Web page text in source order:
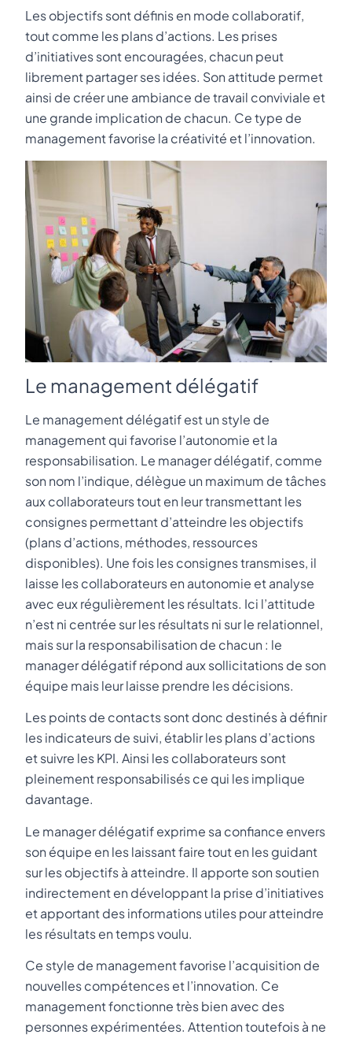
Les objectifs sont définis en mode collaboratif,
tout comme les plans d’actions. Les prises
d’initiatives sont encouragées, chacun peut
librement partager ses idées. Son attitude permet
ainsi de créer une ambiance de travail conviviale et
une grande implication de chacun. Ce type de
management favorise la créativité et l’innovation.
Le management délégatif
Le management délégatif est un style de
management qui favorise l’autonomie et la
responsabilisation. Le manager délégatif, comme
son nom l’indique, délègue un maximum de tâches
aux collaborateurs tout en leur transmettant les
consignes permettant d’atteindre les objectifs
(plans d’actions, méthodes, ressources
disponibles). Une fois les consignes transmises, il
laisse les collaborateurs en autonomie et analyse
avec eux régulièrement les résultats. Ici l’attitude
n’est ni centrée sur les résultats ni sur le relationnel,
mais sur la responsabilisation de chacun : le
manager délégatif répond aux sollicitations de son
équipe mais leur laisse prendre les décisions.
Les points de contacts sont donc destinés à définir
les indicateurs de suivi, établir les plans d’actions
et suivre les KPI. Ainsi les collaborateurs sont
pleinement responsabilisés ce qui les implique
davantage.
Le manager délégatif exprime sa confiance envers
son équipe en les laissant faire tout en les guidant
sur les objectifs à atteindre. Il apporte son soutien
indirectement en développant la prise d’initiatives
et apportant des informations utiles pour atteindre
les résultats en temps voulu.
Ce style de management favorise l’acquisition de
nouvelles compétences et l’innovation. Ce
management fonctionne très bien avec des
personnes expérimentées. Attention toutefois à ne